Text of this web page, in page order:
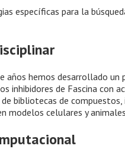
específicas para la
años hemos desarrollado
inhibidores de Fascina con
bibliotecas de
modelos celulares y